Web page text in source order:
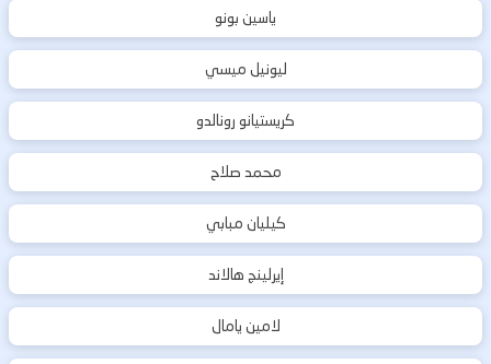
ياسين بونو
ليونيل ميسي
كريستيانو رونالدو
محمد صلاح
كيليان مبابي
إيرلينج هالاند
لامين يامال